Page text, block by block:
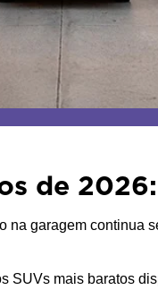
de
na garagem continua
SUVs mais baratos